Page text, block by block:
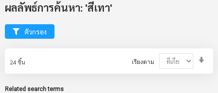
ผลลัพธ์การค้นหา: 'สีเทา'
24 ชิ้น เรียงตาม
Related search terms
ตัวกรอง